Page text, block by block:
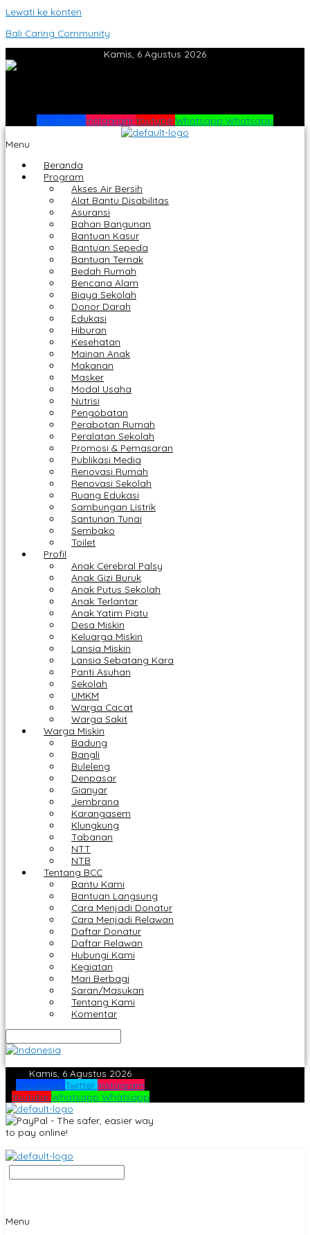
Lewati ke konten
Bali Caring Community
Kamis, 6 Agustus 2026
Facebook Instagram Youtube Whatsapp Whatsapp
Menu
Beranda
Program
Akses Air Bersih
Alat Bantu Disabilitas
Asuransi
Bahan Bangunan
Bantuan Kasur
Bantuan Sepeda
Bantuan Ternak
Bedah Rumah
Bencana Alam
Biaya Sekolah
Donor Darah
Edukasi
Hiburan
Kesehatan
Mainan Anak
Makanan
Masker
Modal Usaha
Nutrisi
Pengobatan
Perabotan Rumah
Peralatan Sekolah
Promosi & Pemasaran
Publikasi Media
Renovasi Rumah
Renovasi Sekolah
Ruang Edukasi
Sambungan Listrik
Santunan Tunai
Sembako
Toilet
Profil
Anak Cerebral Palsy
Anak Gizi Buruk
Anak Putus Sekolah
Anak Terlantar
Anak Yatim Piatu
Desa Miskin
Keluarga Miskin
Lansia Miskin
Lansia Sebatang Kara
Panti Asuhan
Sekolah
UMKM
Warga Cacat
Warga Sakit
Warga Miskin
Badung
Bangli
Buleleng
Denpasar
Gianyar
Jembrana
Karangasem
Klungkung
Tabanan
NTT
NTB
Tentang BCC
Bantu Kami
Bantuan Langsung
Cara Menjadi Donatur
Cara Menjadi Relawan
Daftar Donatur
Daftar Relawan
Hubungi Kami
Kegiatan
Mari Berbagi
Saran/Masukan
Tentang Kami
Komentar
Kamis, 6 Agustus 2026
Facebook Twitter Instagram
Youtube Whatsapp Whatsapp
Menu